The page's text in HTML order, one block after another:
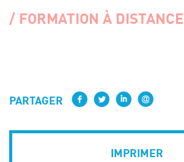
FORMATION À DISTANCE
PARTAGER
IMPRIMER